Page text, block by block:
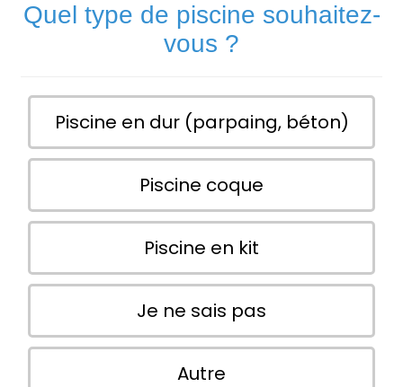
Quel type de piscine souhaitez-
vous ?
Piscine en dur (parpaing, béton)
Piscine coque
Piscine en kit
Je ne sais pas
Autre